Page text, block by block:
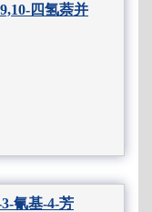
四氢萘并
氰基-4-芳